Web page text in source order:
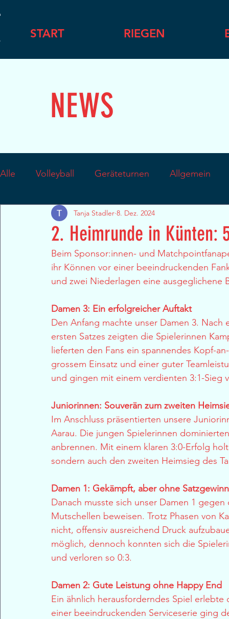
START RIEGEN
NEWS
Alle Volleyball Geräteturnen Allgemein
2. Heimrunde in Künten:
Tanja Stadler 8. Dez. 2024
Beim Sponsor:innen- und
ihr Können vor einer beeindruckenden
und zwei Niederlagen eine ausgeglichene
Damen 3: Ein erfolgreicher Auftakt
Den Anfang machte unser Damen 3.
ersten Satzes zeigten die Spielerinnen
lieferten den Fans ein spannendes Kopf-
grossem Einsatz und einer guter
und gingen mit einem verdienten 3:1-Sieg
Juniorinnen: Souverän zum zweiten
Im Anschluss präsentierten unsere
Aarau. Die jungen Spielerinnen
anbrennen. Mit einem klaren 3:0-Erfolg
sondern auch den zweiten Heimsieg des
Damen 1: Gekämpft, aber ohne Satzgewinn
Danach musste sich unser Damen 1
Mutschellen beweisen. Trotz Phasen von
nicht, offensiv ausreichend Druck
möglich, dennoch konnten sich die
und verloren so 0:3.
Damen 2: Gute Leistung ohne Happy End
Ein ähnlich herausforderndes Spiel
einer beeindruckenden Serviceserie ging